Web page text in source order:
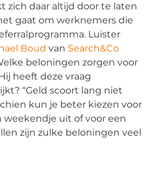
zich daar altijd door te laten
gaat om werknemers die
Luister
Boud van Search&Co
beloningen zorgen voor
heeft deze vraag
“Geld scoort lang niet
kun je beter kiezen voor
uit of voor een
zijn zulke beloningen veel